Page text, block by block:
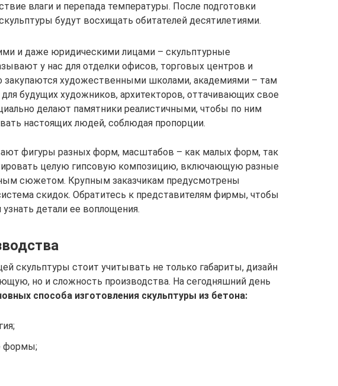
влаги и перепада температуры. После подготовки
будут восхищать обитателей десятилетиями.
и даже юридическими лицами – скульптурные
у нас для отделки офисов, торговых центров и
закупаются художественными школами, академиями – там
будущих художников, архитекторов, оттачивающих свое
делают памятники реалистичными, чтобы по ним
настоящих людей, соблюдая пропорции.
фигуры разных форм, масштабов – как малых форм, так
целую гипсовую композицию, включающую разные
сюжетом. Крупным заказчикам предусмотрены
скидок. Обратитесь к представителям фирмы, чтобы
детали ее воплощения.
скульптуры стоит учитывать не только габариты, дизайн
но и сложность производства. На сегодняшний день
способа изготовления скульптуры из бетона:
формы;